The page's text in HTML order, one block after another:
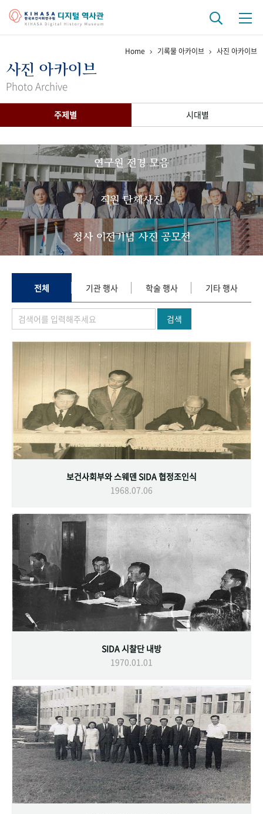
걸어온 길 기관 변천사
간행물 변천사
기록물 아카이브
사진 아카이브 문서 기록물 행정박물 영상 기록물
50+1 주년 기념
성과 50선 숫자로 보는 50년
세계와 함께 한 KIHASA
VR 역사관
Home 기록물 아카이브 사진 아카이브
사진 아카이브
Photo Archive
주제별 시대별
연구원 전경 모음
직원 단체사진
청사 이전기념 사진 공모전
전체 기관 행사 학술 행사 기타 행사
검색
보건사회부와 스웨덴 SIDA 협정조인식
1968.07.06
SIDA 시찰단 내방
1970.01.01